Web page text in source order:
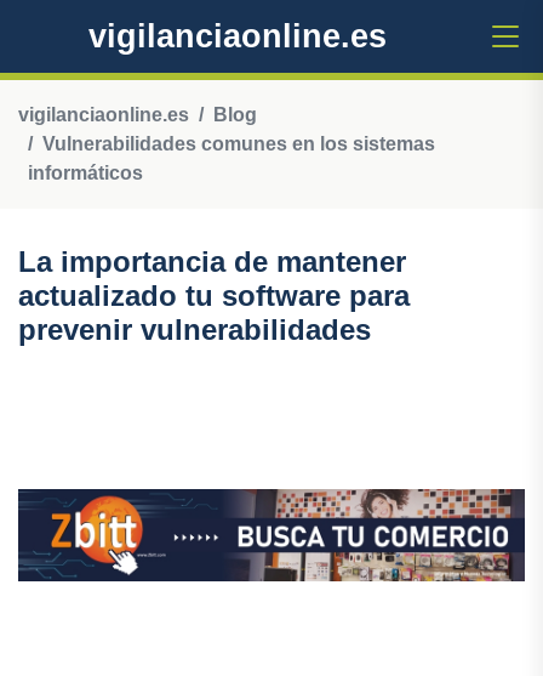
vigilanciaonline.es
vigilanciaonline.es
Blog
Vulnerabilidades comunes en los sistemas
informáticos
La importancia de mantener
actualizado tu software para
prevenir vulnerabilidades